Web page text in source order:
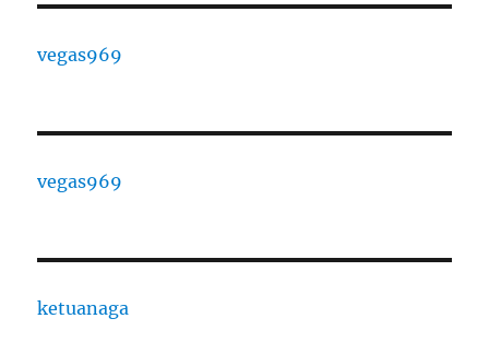
vegas969
vegas969
ketuanaga